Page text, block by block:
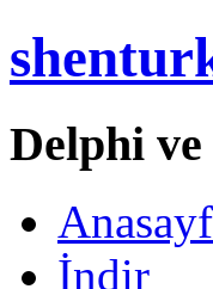
Delphi ve
İndir